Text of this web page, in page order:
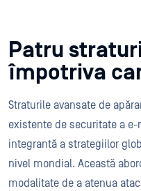
Patru
împotriva
Straturile avansate de
existente de securitate a
integrantă a strategiilor
nivel mondial. Această
modalitate de a atenua